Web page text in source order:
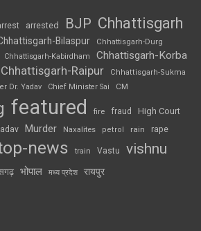
arrested BJP Chhattisgarh
Bilaspur Chhattisgarh-Durg
Chhattisgarh-Kabirdham Chhattisgarh-Korba
Chhattisgarh-Raipur
Chhattisgarh-Sukma
Dr. Yadav Chief Minister Sai CM
featured fire fraud High Court
Murder Naxalites petrol rain rape
news train Vastu vishnu
भोपाल मध्य प्रदेश रायपुर